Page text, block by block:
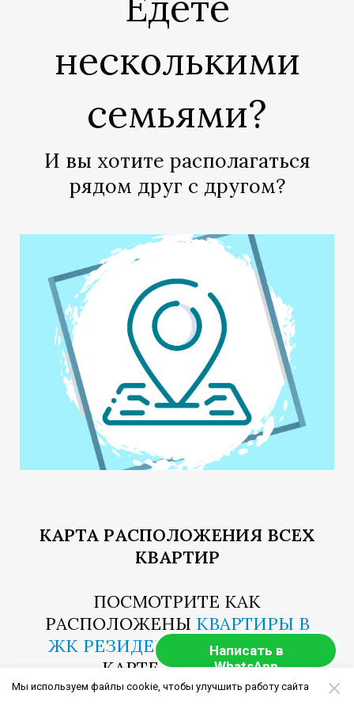
Т
М
несколькими
семьями?
И вы хотите располагаться
рядом друг с другом?
КАРТА РАСПОЛОЖЕНИЯ ВСЕХ
КВАРТИР
ПОСМОТРИТЕ КАК
РАСПОЛОЖЕНЫ КВАРТИРЫ В
ЖК РЕЗИДЕНЦИЯ УТРИШ НА
КАРТЕ ЯНДЕКСА
В
Написать в
WhatsApp
Мы используем файлы cookie, чтобы улучшить работу сайта